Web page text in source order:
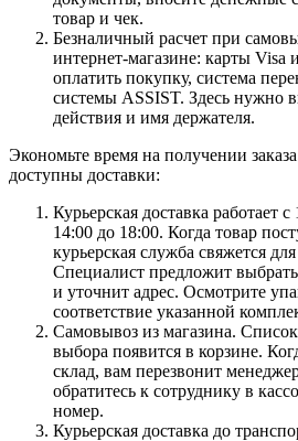
товар и чек.
Безналичный расчет при
интернет-магазине: карты Visa
оплатить покупку, система
системы ASSIST. Здесь нужно
действия и имя держателя.
Экономьте время на получении
доступны доставки:
Курьерская доставка работает
14:00 до 18:00. Когда товар
курьерская служба свяжется
Специалист предложит
и уточнит адрес. Осмотрите
соответствие указанной
Самовывоз из магазина.
выбора появится в корзине.
склад, вам перезвонит
обратитесь к сотруднику в
номер.
Курьерская доставка до